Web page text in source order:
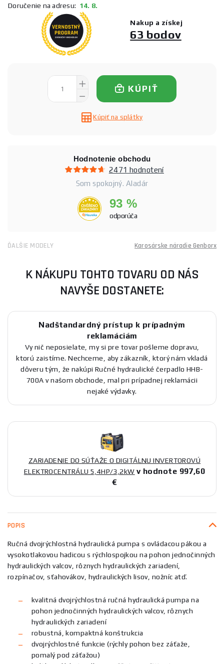
Doručenie na adresu: 14. 8.
Nakup a získej
63 bodov
KÚPIŤ
Kúpiť na splátky
Hodnotenie obchodu
2471 hodnotení
Som spokojný. Aladár
93 %
odporúča
ĎALŠIE MODELY Karosárske náradie Genborx
K NÁKUPU TOHTO TOVARU OD NÁS
NAVYŠE DOSTANETE:
Nadštandardný prístup k prípadným
reklamáciám
Vy nič neposielate, my si pre tovar pošleme dopravu,
ktorú zaistíme. Nechceme, aby zákazník, ktorý nám vkladá
dôveru tým, že nakúpi Ručné hydraulické čerpadlo HHB-
700A v našom obchode, mal pri prípadnej reklamácii
nejaké výdavky.
ZARIADENIE DO SÚŤAŽE O DIGITÁLNU INVERTOROVÚ
ELEKTROCENTRÁLU 5,4HP/3,2kW v hodnote 997,60
€
POPIS
Ručná dvojrýchlostná hydraulická pumpa s ovládacou pákou a
vysokotlakovou hadicou s rýchlospojkou na pohon jednočinných
hydraulických valcov, rôznych hydraulických zariadení,
rozpínačov, sťahovákov, hydraulických lisov, nožníc atď.
kvalitná dvojrýchlostná ručná hydraulická pumpa na
pohon jednočinných hydraulických valcov, rôznych
hydraulických zariadení
robustná, kompaktná konštrukcia
dvojrýchlostné funkcie (rýchly pohon bez záťaže,
pomalý pod záťažou)